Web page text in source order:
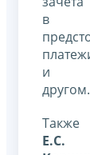
в
и
другом.
Также
Е.С.